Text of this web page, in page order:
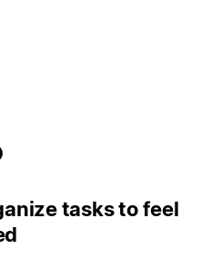
tasks to feel